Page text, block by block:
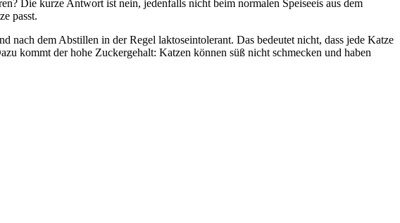
Die kurze Antwort ist nein, jedenfalls nicht beim normalen Speiseeis aus dem
passt.
nach dem Abstillen in der Regel laktoseintolerant. Das bedeutet nicht, dass jede Katze
kommt der hohe Zuckergehalt: Katzen können süß nicht schmecken und haben